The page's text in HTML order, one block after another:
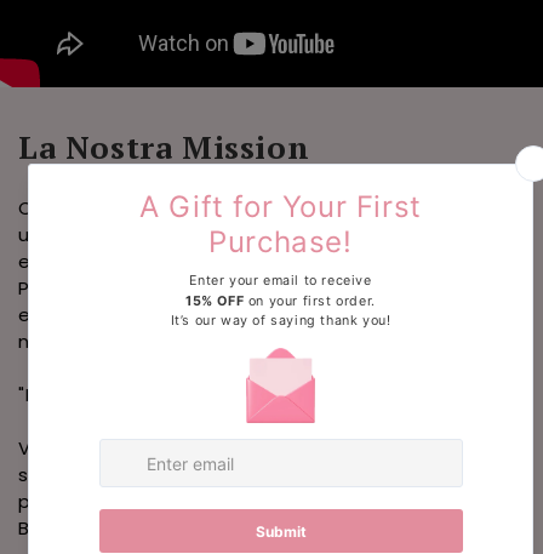
La Nostra Mission
Crediamo che un costume da bagno non sia solo
un capo d’abbigliamento, ma un modo per
esprimere personalità, sicurezza e libertà.
Per questo il nostro obiettivo è offrirti design
esclusivi, qualità eccellente e comfort assoluto.Il
nostro motto racchiude la nostra filosofia:
"La tua autostima è una nostra priorità"
Vogliamo che ogni donna si senta splendida e
sicura di sé in ogni momento, perché la bellezza
parte da dentro… e noi siamo qui per esaltarla.
Benvenuta nella nostra storia. 💖